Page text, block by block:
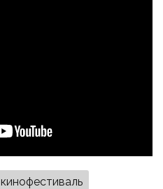
кинофестиваль